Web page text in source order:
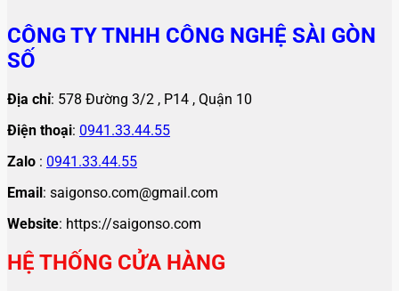
CÔNG TY TNHH CÔNG NGHỆ SÀI GÒN
SỐ
Địa chỉ: 578 Đường 3/2 , P14 , Quận 10
Điện thoại: 0941.33.44.55
Zalo : 0941.33.44.55
Email: saigonso.com@gmail.com
Website: https://saigonso.com
HỆ THỐNG CỬA HÀNG